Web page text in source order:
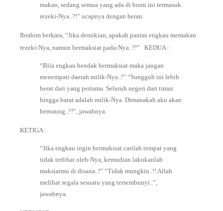
makan, sedang semua yang ada di bumi ini termasuk
rezeki-Nya..?!” ucapnya dengan heran⁣.⁣
Ibrahim berkata, “Jika demikian, apakah pantas engkau memakan
rezeki-Nya, namun bermaksiat pada-Nya..?!”⁣⁣
KEDUA :⁣ㅤ
“Bila engkau hendak bermaksiat maka jangan
menempati daerah milik-Nya..!”⁣ㅤ⁣ “Sungguh ini lebih
berat dari yang pertama. Seluruh negeri dari timur
hingga barat adalah milik-Nya. Dimanakah aku akan
bernaung..?!”⁣, jawabnya.⁣
KETIGA :ㅤ
⁣⁣“Jika engkau ingin bermaksiat carilah tempat yang
tidak terlihat oleh-Nya, kemudian lakukanlah
maksiatmu di disana..!”⁣ “Tidak mungkin..!! Allah
melihat segala sesuatu yang tersembunyi..”,
jawabnya.⁣⁣